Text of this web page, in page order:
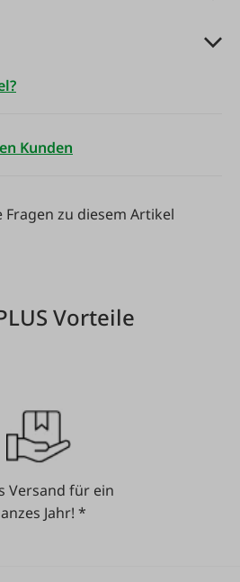
Kunden
Fragen zu diesem Artikel
Vorteile
Versand für ein
Jahr! *